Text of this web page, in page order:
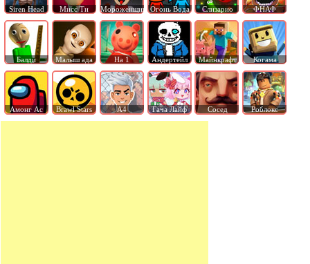
Siren Head Мисс Ти Мороженщик Огонь Вода Слизарио ФНАФ
Балди Малыш ада На 1 Андертейл Майнкрафт Когама
Амонг Ас Brawl Stars А4 Гача Лайф Сосед Роблокс